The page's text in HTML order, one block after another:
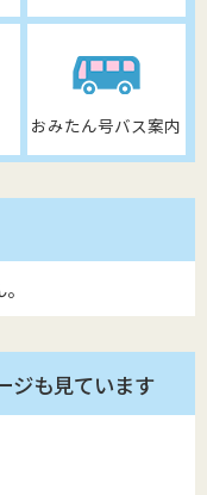
おみたん号バス案内
ジも見ています